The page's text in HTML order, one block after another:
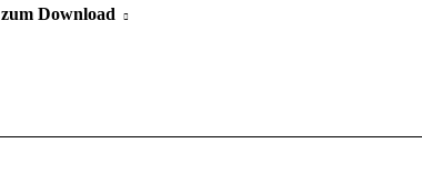
zum Download